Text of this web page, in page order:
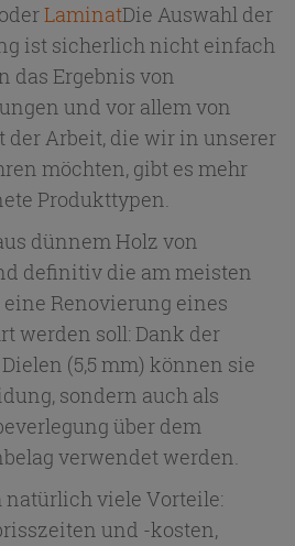
LaminatDie Auswahl der
ist sicherlich nicht einfach
das Ergebnis von
und vor allem von
der Arbeit, die wir in unserer
möchten, gibt es mehr
Produkttypen.
dünnem Holz von
definitiv die am meisten
Renovierung eines
werden soll: Dank der
(5,5 mm) können sie
sondern auch als
über dem
verwendet werden.
natürlich viele Vorteile:
und -kosten,